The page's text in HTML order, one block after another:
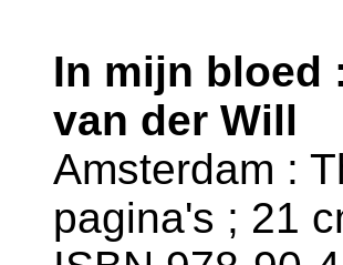
In mijn bloed
van der Will
Amsterdam :
pagina's ; 21